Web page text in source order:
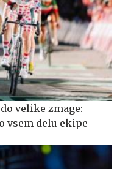
velike zmage:
vsem delu ekipe